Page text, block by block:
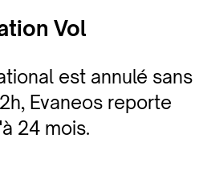
Vol
est annulé sans
Evaneos reporte
24 mois.